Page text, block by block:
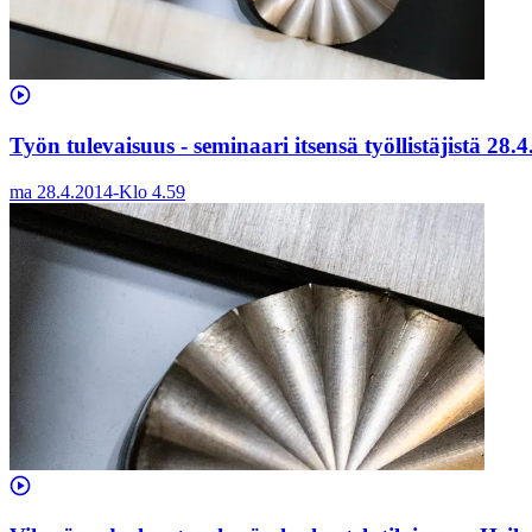
Työn tulevaisuus - seminaari itsensä työllistäjistä
ma 28.4.2014-Klo 4.59